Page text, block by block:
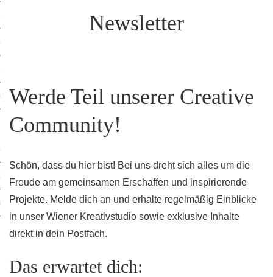
Newsletter
Werde Teil unserer Creative
Community!
Schön, dass du hier bist! Bei uns dreht sich alles um die
Freude am gemeinsamen Erschaffen und inspirierende
Projekte. Melde dich an und erhalte regelmäßig Einblicke
in unser Wiener Kreativstudio sowie exklusive Inhalte
direkt in dein Postfach.
Das erwartet dich: